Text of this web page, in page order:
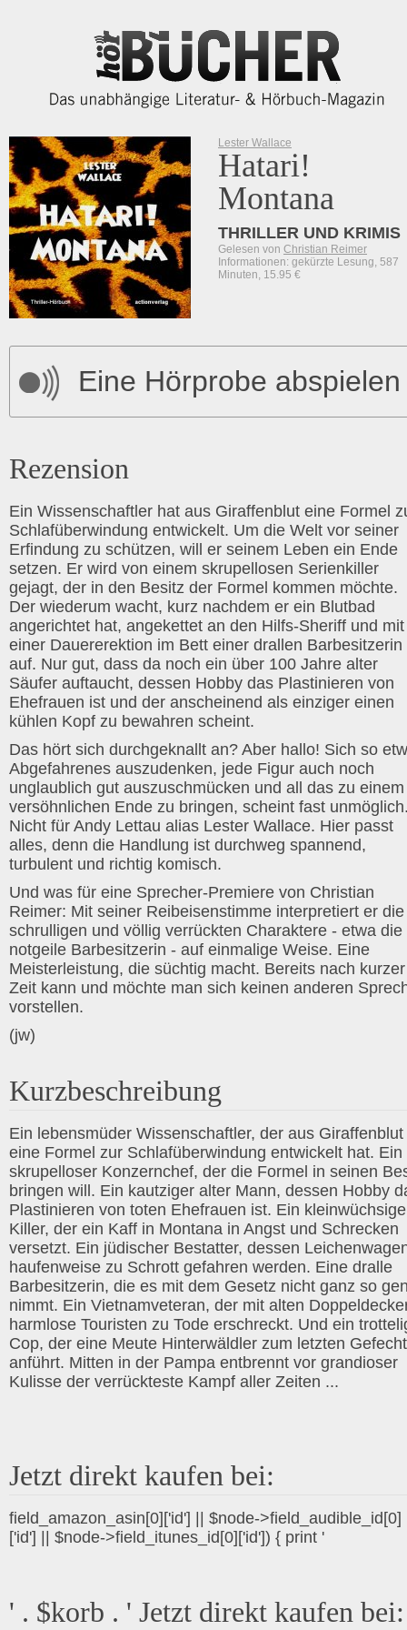
Lester Wallace
Hatari!
Montana
THRILLER UND KRIMIS
Gelesen von Christian Reimer
Informationen: gekürzte Lesung, 587
Minuten, 15.95 €
Eine Hörprobe abspielen
Rezension
Ein Wissenschaftler hat aus Giraffenblut eine Formel
Schlafüberwindung entwickelt. Um die Welt vor seiner
Erfindung zu schützen, will er seinem Leben ein Ende
setzen. Er wird von einem skrupellosen Serienkiller
gejagt, der in den Besitz der Formel kommen möchte.
Der wiederum wacht, kurz nachdem er ein Blutbad
angerichtet hat, angekettet an den Hilfs-Sheriff und mit
einer Dauererektion im Bett einer drallen Barbesitzerin
auf. Nur gut, dass da noch ein über 100 Jahre alter
Säufer auftaucht, dessen Hobby das Plastinieren von
Ehefrauen ist und der anscheinend als einziger einen
kühlen Kopf zu bewahren scheint.
Das hört sich durchgeknallt an? Aber hallo! Sich so
Abgefahrenes auszudenken, jede Figur auch noch
unglaublich gut auszuschmücken und all das zu einem
versöhnlichen Ende zu bringen, scheint fast
Nicht für Andy Lettau alias Lester Wallace. Hier passt
alles, denn die Handlung ist durchweg spannend,
turbulent und richtig komisch.
Und was für eine Sprecher-Premiere von Christian
Reimer: Mit seiner Reibeisenstimme interpretiert er die
schrulligen und völlig verrückten Charaktere - etwa die
notgeile Barbesitzerin - auf einmalige Weise. Eine
Meisterleistung, die süchtig macht. Bereits nach kurzer
Zeit kann und möchte man sich keinen anderen
vorstellen.
(jw)
Kurzbeschreibung
Ein lebensmüder Wissenschaftler, der aus Giraffenblut
eine Formel zur Schlafüberwindung entwickelt hat. Ein
skrupelloser Konzernchef, der die Formel in seinen
bringen will. Ein kautziger alter Mann, dessen Hobby
Plastinieren von toten Ehefrauen ist. Ein
Killer, der ein Kaff in Montana in Angst und Schrecken
versetzt. Ein jüdischer Bestatter, dessen
haufenweise zu Schrott gefahren werden. Eine dralle
Barbesitzerin, die es mit dem Gesetz nicht ganz so
nimmt. Ein Vietnamveteran, der mit alten
harmlose Touristen zu Tode erschreckt. Und ein
Cop, der eine Meute Hinterwäldler zum letzten Gefecht
anführt. Mitten in der Pampa entbrennt vor grandioser
Kulisse der verrückteste Kampf aller Zeiten ...
Jetzt direkt kaufen bei:
field_amazon_asin[0]['id'] || $node->field_audible_id[0]
['id'] || $node->field_itunes_id[0]['id']) { print '
' . $korb . ' Jetzt direkt kaufen bei: